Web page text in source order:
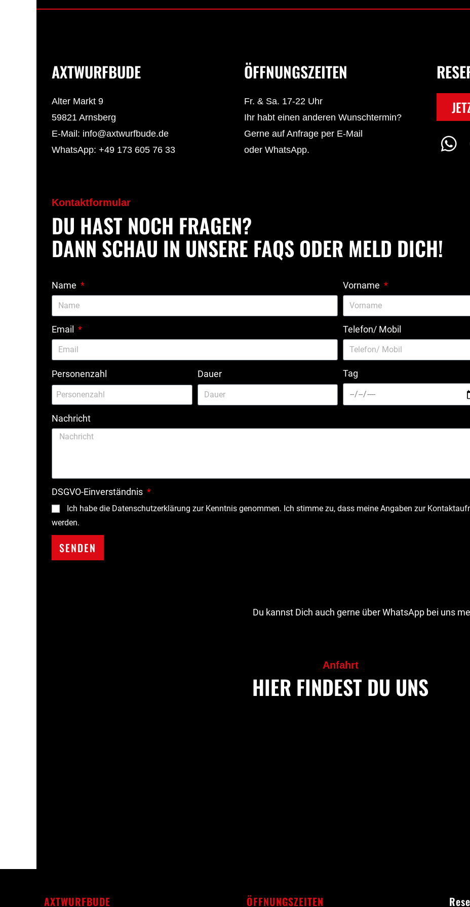
AXTWURFBUDE
Alter Markt 9
59821 Arnsberg
E-Mail: info@axtwurfbude.de
WhatsApp: +49 173 605 76 33
ÖFFNUNGSZEITEN
Fr. & Sa. 17-22 Uhr
Ihr habt einen anderen Wunschtermin?
Gerne auf Anfrage per E-Mail
oder WhatsApp.
Kontaktformular
DU HAST NOCH FRAGEN?
DANN SCHAU IN UNSERE FAQS ODER MELD DICH!
Name Vorname
Email Telefon/ Mobil
Personenzahl Dauer Tag
Nachricht
DSGVO-Einverständnis
Ich habe die Datenschutzerklärung zur Kenntnis genommen. Ich stimme zu, dass meine Angaben zur
werden.
SENDEN
Du kannst Dich auch gerne über WhatsApp bei uns
Anfahrt
HIER FINDEST DU UNS
AXTWURFBUDE ÖFFNUNGSZEITEN